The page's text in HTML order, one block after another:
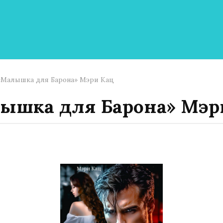
для Барона» Мэри Кац
для Барона»